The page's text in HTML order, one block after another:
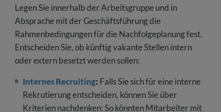
Legen Sie innerhalb der Arbeitsgruppe und in
Absprache mit der Geschäftsführung die
Rahmenbedingungen für die Nachfolgeplanung fest.
Entscheiden Sie, ob künftig vakante Stellen intern
oder extern besetzt werden sollen:
Internes Recruiting: Falls Sie sich für eine interne
Rekrutierung entscheiden, können Sie über
Kriterien nachdenken: So könnten Mitarbeiter mit